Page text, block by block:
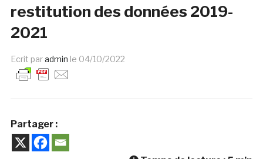
restitution des données 2019-
2021
Ecrit paradmin le 04/10/2022
Partager :